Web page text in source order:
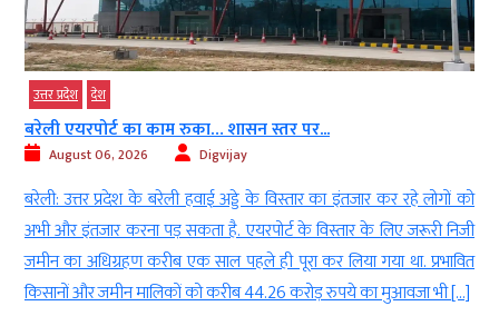
उत्तर प्रदेश देश
बरेली एयरपोर्ट का काम रुका… शासन स्तर पर...
August 06, 2026 Digvijay
बरेली: उत्तर प्रदेश के बरेली हवाई अड्डे के विस्तार का इंतजार कर रहे लोगों को
अभी और इंतजार करना पड़ सकता है. एयरपोर्ट के विस्तार के लिए जरूरी निजी
जमीन का अधिग्रहण करीब एक साल पहले ही पूरा कर लिया गया था. प्रभावित
किसानों और जमीन मालिकों को करीब 44.26 करोड़ रुपये का मुआवजा भी […]